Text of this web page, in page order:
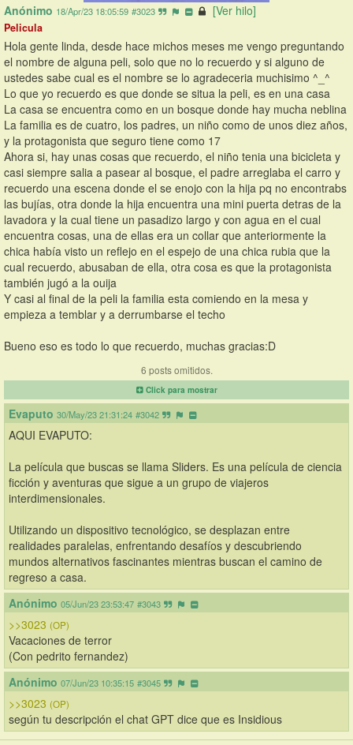
Anónimo 18/Apr/23 18:05:59 #3023 [Ver hilo]
Pelicula
Hola gente linda, desde hace michos meses me vengo preguntando
el nombre de alguna peli, solo que no lo recuerdo y si alguno de
ustedes sabe cual es el nombre se lo agradeceria muchisimo ^_^
Lo que yo recuerdo es que donde se situa la peli, es en una casa
La familia es de cuatro, los padres, un niño como de unos diez años,
y la protagonista que seguro tiene como 17
Ahora si, hay unas cosas que recuerdo, el niño tenia una bicicleta y
casi siempre salia a pasear al bosque, el padre arreglaba el carro y
recuerdo una escena donde el se enojo con la hija pq no encontrabs
las bujías, otra donde la hija encuentra una mini puerta detras de la
lavadora y la cual tiene un pasadizo largo y con agua en el cual
encuentra cosas, una de ellas era un collar que anteriormente la
chica había visto un reflejo en el espejo de una chica rubia que la
cual recuerdo, abusaban de ella, otra cosa es que la protagonista
también jugó a la ouija
Y casi al final de la peli la familia esta comiendo en la mesa y
empieza a temblar y a derrumbarse el techo
Bueno eso es todo lo que recuerdo, muchas gracias:D
6 posts omitidos.
Click para mostrar
Evaputo 30/May/23 21:31:24 #3042
AQUI EVAPUTO:
La película que buscas se llama Sliders. Es una película de ciencia
ficción y aventuras que sigue a un grupo de viajeros
interdimensionales.
Utilizando un dispositivo tecnológico, se desplazan entre
realidades paralelas, enfrentando desafíos y descubriendo
mundos alternativos fascinantes mientras buscan el camino de
regreso a casa.
Anónimo 05/Jun/23 23:53:47 #3043
>>3023 (OP)
Vacaciones de terror
(Con pedrito fernandez)
Anónimo 07/Jun/23 10:35:15 #3045
>>3023 (OP)
según tu descripción el chat GPT dice que es Insidious